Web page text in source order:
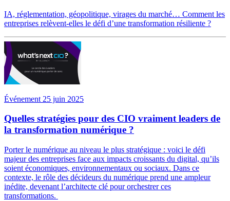
IA, réglementation, géopolitique, virages du marché… Comment les
entreprises relèvent-elles le défi d’une transformation résiliente ?
Événement 25 juin 2025
Quelles stratégies pour des CIO vraiment leaders de
la transformation numérique ?
Porter le numérique au niveau le plus stratégique : voici le défi
majeur des entreprises face aux impacts croissants du digital, qu’ils
soient économiques, environnementaux ou sociaux. Dans ce
contexte, le rôle des décideurs du numérique prend une ampleur
inédite, devenant l’architecte clé pour orchestrer ces
transformations.